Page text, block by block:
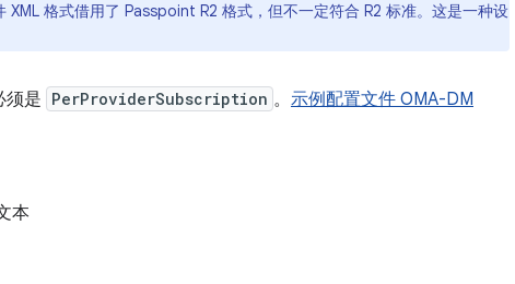
XML 格式借用了 Passpoint R2 格式，但不一定符合 R2 标准。这是一种设
须是 PerProviderSubscription 。 示例配置文件 OMA-DM
本